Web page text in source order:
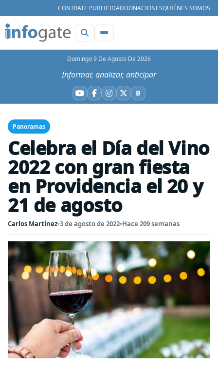
CONTRATE PUBLICIDADDONACIONESQUIÉNES SOMOS
Domingo 9 De Agosto De 2026
Informar, analizar, anticipar
YouTube
Facebook
Instagram
X BBluesky
Panoramas
Celebra el Día del Vino
2022 con gran fiesta
en Providencia el 20 y
21 de agosto
Carlos Martínez•3 de agosto de 2022•Hace 209 semanas